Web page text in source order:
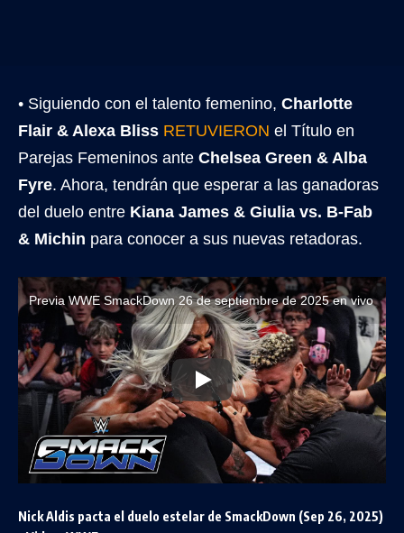
• Siguiendo con el talento femenino, Charlotte
Flair & Alexa Bliss RETUVIERON el Título en
Parejas Femeninos ante Chelsea Green & Alba
Fyre. Ahora, tendrán que esperar a las ganadoras
del duelo entre Kiana James & Giulia vs. B-Fab
& Michin para conocer a sus nuevas retadoras.
Previa WWE SmackDown 26 de septiembre de 2025 en vivo
Nick Aldis pacta el duelo estelar de SmackDown (Sep 26, 2025)